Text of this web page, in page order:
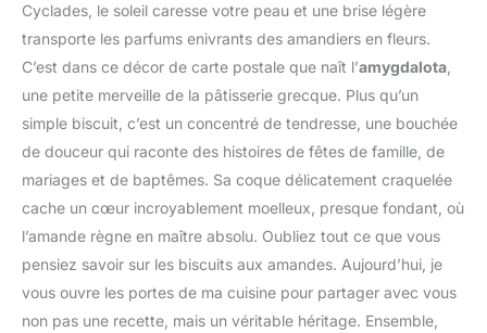
Cyclades, le soleil caresse votre peau et une brise légère
transporte les parfums enivrants des amandiers en fleurs.
C’est dans ce décor de carte postale que naît l’amygdalota,
une petite merveille de la pâtisserie grecque. Plus qu’un
simple biscuit, c’est un concentré de tendresse, une bouchée
de douceur qui raconte des histoires de fêtes de famille, de
mariages et de baptêmes. Sa coque délicatement craquelée
cache un cœur incroyablement moelleux, presque fondant, où
l’amande règne en maître absolu. Oubliez tout ce que vous
pensiez savoir sur les biscuits aux amandes. Aujourd’hui, je
vous ouvre les portes de ma cuisine pour partager avec vous
non pas une recette, mais un véritable héritage. Ensemble,